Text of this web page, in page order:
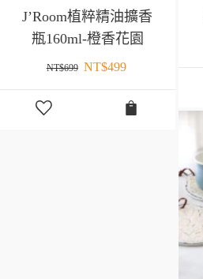
J’Room植粹精油擴香
瓶160ml-橙香花園
NT$699 NT$499